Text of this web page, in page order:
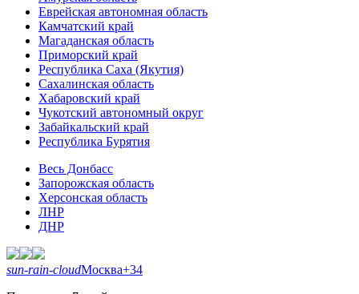
Еврейская автономная область
Камчатский край
Магаданская область
Приморский край
Республика Саха (Якутия)
Сахалинская область
Хабаровский край
Чукотский автономный округ
Забайкальский край
Республика Бурятия
Весь Донбасс
Запорожская область
Херсонская область
ЛНР
ДНР
sun-rain-cloudМосква+34